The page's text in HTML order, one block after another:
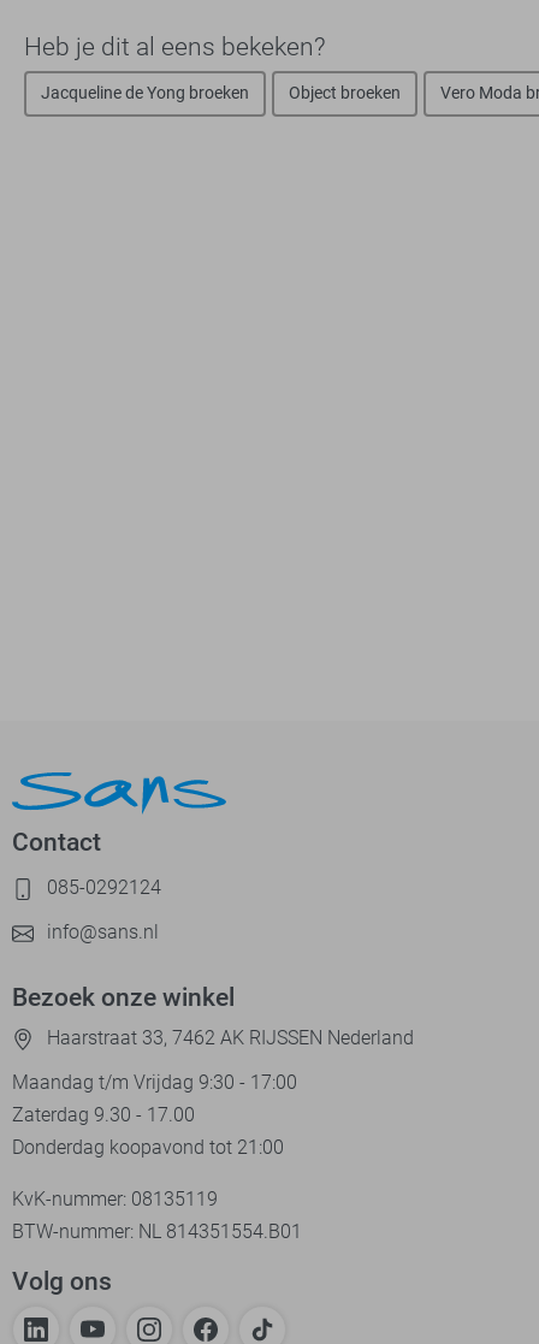
Heb je dit al eens bekeken?
Jacqueline de Yong broeken Object broeken Vero Moda
Contact
085-0292124
info@sans.nl
Bezoek onze winkel
Haarstraat 33, 7462 AK RIJSSEN Nederland
Maandag t/m Vrijdag 9:30 - 17:00
Zaterdag 9.30 - 17.00
Donderdag koopavond tot 21:00
KvK-nummer: 08135119
BTW-nummer: NL 814351554.B01
Volg ons